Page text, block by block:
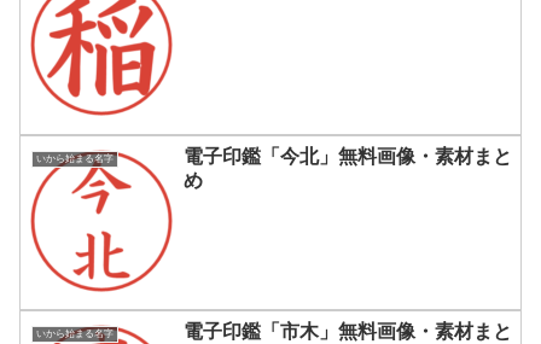
いから始まる名字
電子印鑑「今北」無料画像・素材まと
め
いから始まる名字
電子印鑑「市木」無料画像・素材まと